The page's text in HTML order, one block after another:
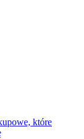
które